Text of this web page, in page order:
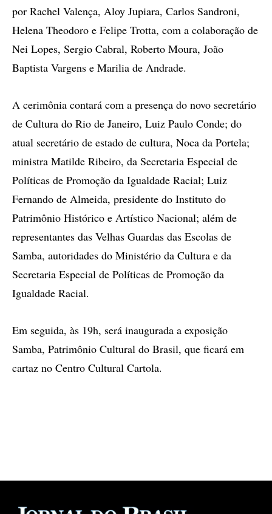
por Rachel Valença, Aloy Jupiara, Carlos Sandroni,
Helena Theodoro e Felipe Trotta, com a colaboração de
Nei Lopes, Sergio Cabral, Roberto Moura, João
Baptista Vargens e Marilia de Andrade.
A cerimônia contará com a presença do novo secretário
de Cultura do Rio de Janeiro, Luiz Paulo Conde; do
atual secretário de estado de cultura, Noca da Portela;
ministra Matilde Ribeiro, da Secretaria Especial de
Políticas de Promoção da Igualdade Racial; Luiz
Fernando de Almeida, presidente do Instituto do
Patrimônio Histórico e Artístico Nacional; além de
representantes das Velhas Guardas das Escolas de
Samba, autoridades do Ministério da Cultura e da
Secretaria Especial de Políticas de Promoção da
Igualdade Racial.
Em seguida, às 19h, será inaugurada a exposição
Samba, Patrimônio Cultural do Brasil, que ficará em
cartaz no Centro Cultural Cartola.